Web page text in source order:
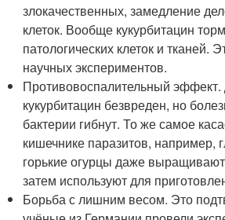
злокачественных, замедление
клеток. Вообще кукурбитацин
патологических клеток и тканей.
научных экспериментов.
Противовоспалительный эффект.
кукурбитацин безвреден, но
бактерии гибнут. То же самое
кишечнике паразитов, например,
горькие огурцы даже
затем используют для
Борьба с лишним весом. Это